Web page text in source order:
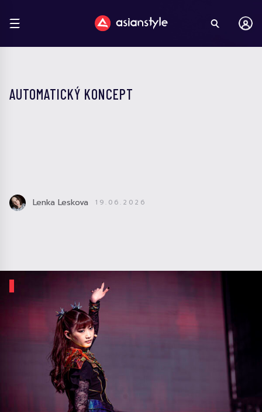
AUTOMATICKÝ KONCEPT
Lenka Leskova 19.06.2026